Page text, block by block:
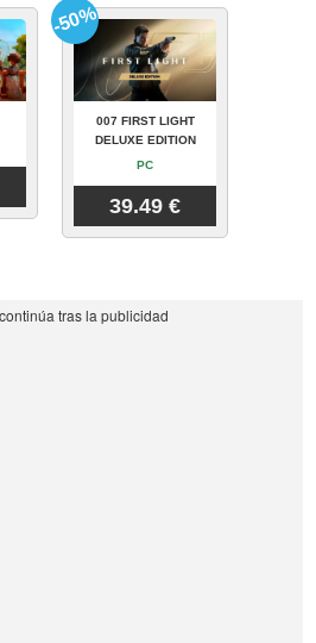
007 FIRST LIGHT
DELUXE EDITION
PC
39.49 €
-50%